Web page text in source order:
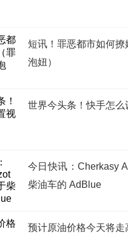
短讯！罪恶都市如何撩
泡妞）
世界今头条！快手怎么
今日快讯：Cherkasy
柴油车的 AdBlue
预计原油价格今天将走